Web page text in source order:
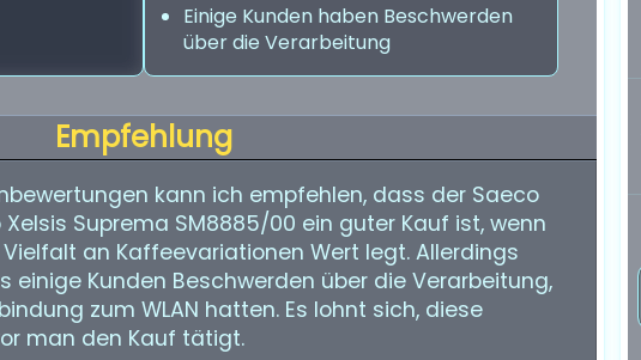
Einige Kunden haben Beschwerden
über die Verarbeitung
Empfehlung
kann ich empfehlen, dass der Saeco
Suprema SM8885/00 ein guter Kauf ist, wenn
an Kaffeevariationen Wert legt. Allerdings
einige Kunden Beschwerden über die Verarbeitung,
zum WLAN hatten. Es lohnt sich, diese
man den Kauf tätigt.